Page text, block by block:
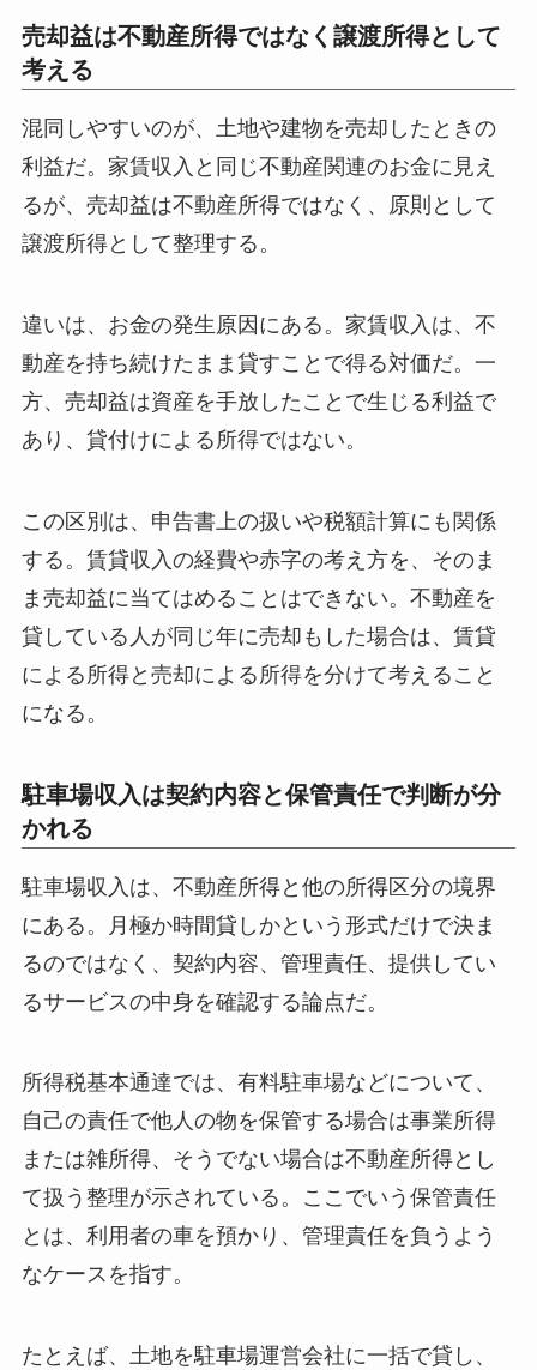
売却益は不動産所得ではなく譲渡所得として
考える
混同しやすいのが、土地や建物を売却したときの
利益だ。家賃収入と同じ不動産関連のお金に見え
るが、売却益は不動産所得ではなく、原則として
譲渡所得として整理する。
違いは、お金の発生原因にある。家賃収入は、不
動産を持ち続けたまま貸すことで得る対価だ。一
方、売却益は資産を手放したことで生じる利益で
あり、貸付けによる所得ではない。
この区別は、申告書上の扱いや税額計算にも関係
する。賃貸収入の経費や赤字の考え方を、そのま
ま売却益に当てはめることはできない。不動産を
貸している人が同じ年に売却もした場合は、賃貸
による所得と売却による所得を分けて考えること
になる。
駐車場収入は契約内容と保管責任で判断が分
かれる
駐車場収入は、不動産所得と他の所得区分の境界
にある。月極か時間貸しかという形式だけで決ま
るのではなく、契約内容、管理責任、提供してい
るサービスの中身を確認する論点だ。
所得税基本通達では、有料駐車場などについて、
自己の責任で他人の物を保管する場合は事業所得
または雑所得、そうでない場合は不動産所得とし
て扱う整理が示されている。ここでいう保管責任
とは、利用者の車を預かり、管理責任を負うよう
なケースを指す。
たとえば、土地を駐車場運営会社に一括で貸し、